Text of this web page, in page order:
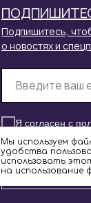
Подпишитесь,
о новостях и
Я согласен с
Отправить
Мы используем
удобства
использовать
на использование